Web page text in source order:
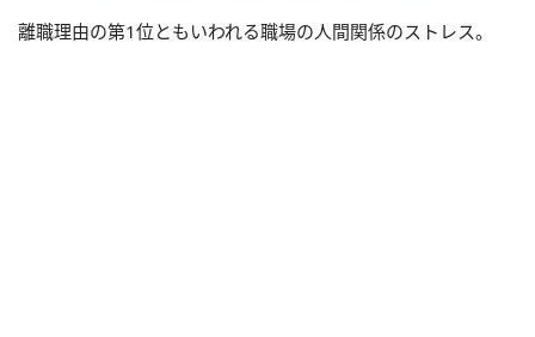
離職理由の第1位ともいわれる職場の人間関係のストレス。